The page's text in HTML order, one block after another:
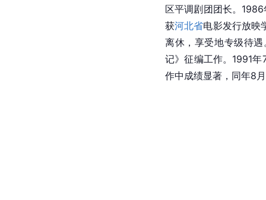
区平调剧团团长。
获河北省电影发行放映
离休，享受地专级待
记》征编工作。1991
作中成绩显著，同年8